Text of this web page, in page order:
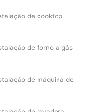
de cooktop
de forno a gás
de máquina de